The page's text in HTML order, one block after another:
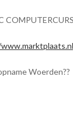
Woerden??